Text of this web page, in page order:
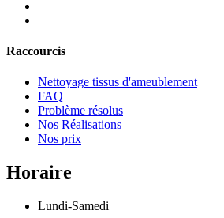
Raccourcis
Nettoyage tissus d'ameublement
FAQ
Problème résolus
Nos Réalisations
Nos prix
Horaire
Lundi-Samedi